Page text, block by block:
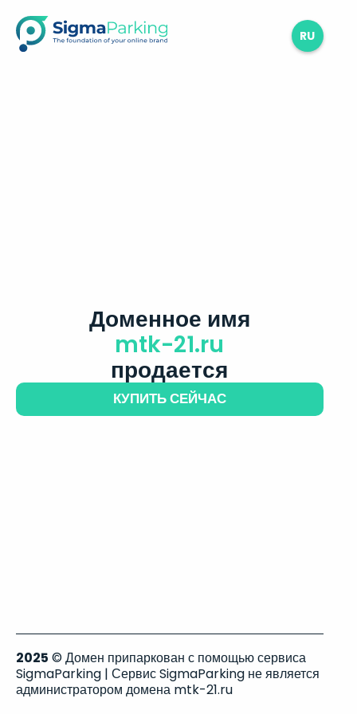
RU
Доменное имя
mtk-21.ru
продается
КУПИТЬ СЕЙЧАС
2025 © Домен припаркован с помощью сервиса
SigmaParking | Сервис SigmaParking не является
администратором домена mtk-21.ru